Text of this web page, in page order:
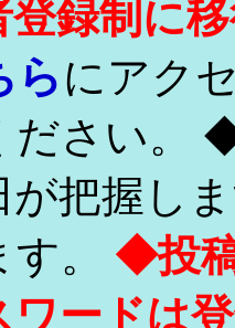
登録制に
らにアク
ださい。
が把握し
。 ◆投
ワードは